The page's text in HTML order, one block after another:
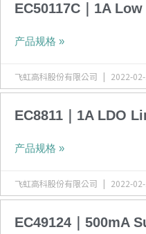
EC50117C｜1A
产品规格 »
飞虹高科股份有限公司 2022-02-
EC8811｜1A LDO
产品规格 »
飞虹高科股份有限公司 2022-02-
EC49124｜500mA